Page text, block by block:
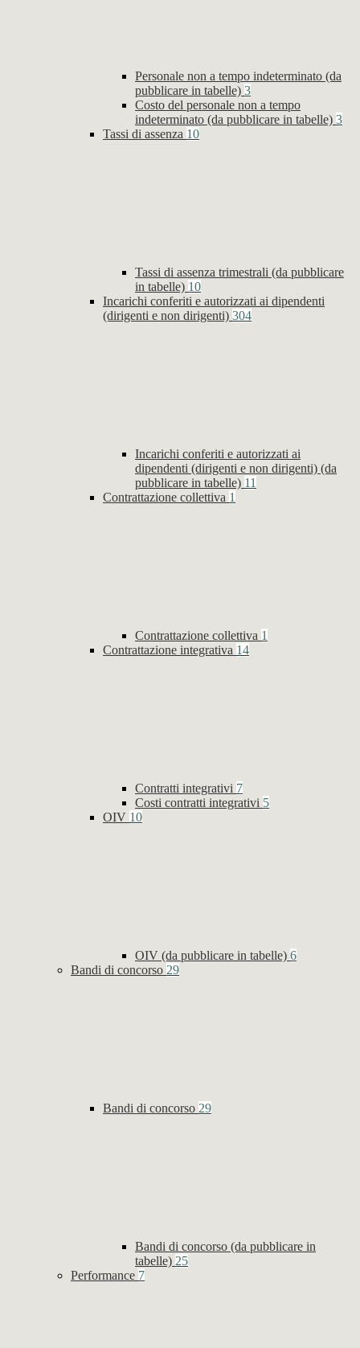
Personale non a tempo indeterminato (da
pubblicare in tabelle) 3
Costo del personale non a tempo
indeterminato (da pubblicare in tabelle) 3
Tassi di assenza 10
Tassi di assenza trimestrali (da pubblicare
in tabelle) 10
Incarichi conferiti e autorizzati ai dipendenti
(dirigenti e non dirigenti) 304
Incarichi conferiti e autorizzati ai
dipendenti (dirigenti e non dirigenti) (da
pubblicare in tabelle) 11
Contrattazione collettiva 1
Contrattazione collettiva 1
Contrattazione integrativa 14
Contratti integrativi 7
Costi contratti integrativi 5
OIV 10
OIV (da pubblicare in tabelle) 6
Bandi di concorso 29
Bandi di concorso 29
Bandi di concorso (da pubblicare in
tabelle) 25
Performance 7